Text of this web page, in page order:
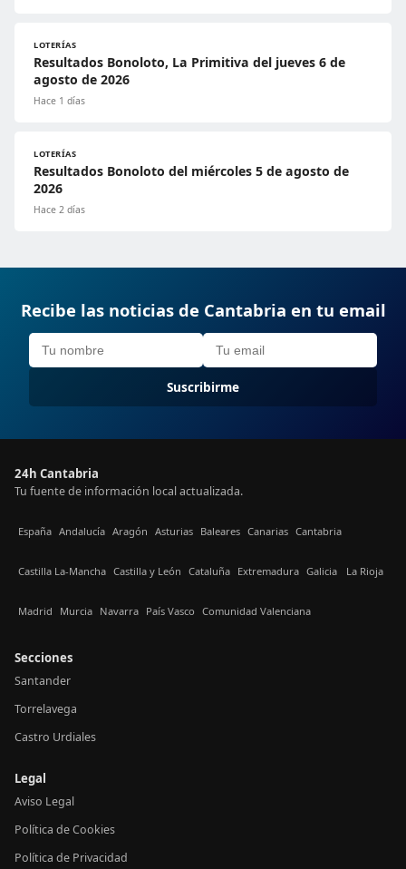
LOTERÍAS
Resultados Bonoloto, La Primitiva del jueves 6 de
agosto de 2026
Hace 1 días
LOTERÍAS
Resultados Bonoloto del miércoles 5 de agosto de
2026
Hace 2 días
Recibe las noticias de Cantabria en tu email
Suscribirme
24h Cantabria
Tu fuente de información local actualizada.
España Andalucía Aragón Asturias Baleares Canarias Cantabria
Castilla La-Mancha Castilla y León Cataluña Extremadura Galicia La Rioja
Madrid Murcia Navarra País Vasco Comunidad Valenciana
Secciones
Santander
Torrelavega
Castro Urdiales
Legal
Aviso Legal
Política de Cookies
Política de Privacidad